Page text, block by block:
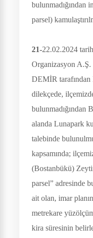
bulunmadığından
parsel)
21-22.02.2024
Organizasyon A.Ş.
DEMİR
dilekçede,
bulunmadığından
alanda Lunapark
talebinde
kapsamında;
(Bostanbükü)
parsel” adresinde
ait olan, imar
metrekare
kira süresinin